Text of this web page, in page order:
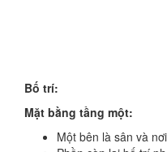
Bố trí:
Mặt bằng tầng một:
Một bên là sân và